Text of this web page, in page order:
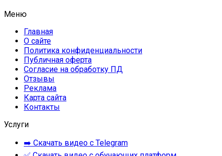
Меню
Главная
О сайте
Политика конфиденциальности
Публичная оферта
Согласие на обработку ПД
Отзывы
Реклама
Карта сайта
Контакты
Услуги
➡️ Скачать видео с Telegram